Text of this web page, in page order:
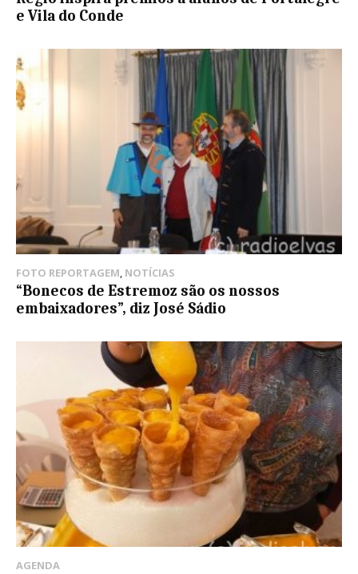
e Vila do Conde
FOTO REPORTAGEM, NOTÍCIAS
“Bonecos de Estremoz são os nossos
embaixadores”, diz José Sádio
AGENDA